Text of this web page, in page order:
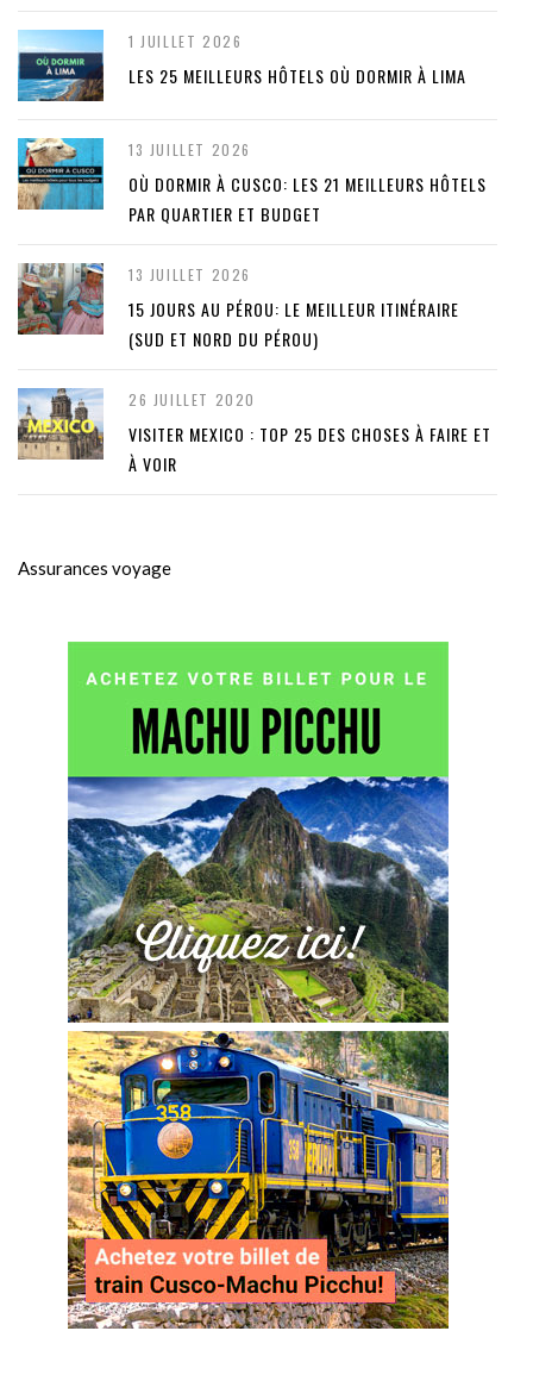
1 JUILLET 2026
LES 25 MEILLEURS HÔTELS OÙ DORMIR À LIMA
13 JUILLET 2026
OÙ DORMIR À CUSCO: LES 21 MEILLEURS HÔTELS
PAR QUARTIER ET BUDGET
13 JUILLET 2026
15 JOURS AU PÉROU: LE MEILLEUR ITINÉRAIRE
(SUD ET NORD DU PÉROU)
26 JUILLET 2020
VISITER MEXICO : TOP 25 DES CHOSES À FAIRE ET
À VOIR
Assurances voyage